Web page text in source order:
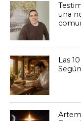
una
Las